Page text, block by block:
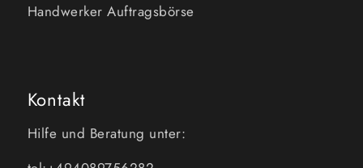
Handwerker Auftragsbörse
Kontakt
Hilfe und Beratung unter: